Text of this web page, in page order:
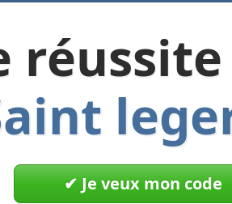
✔︎ Je veux mon code